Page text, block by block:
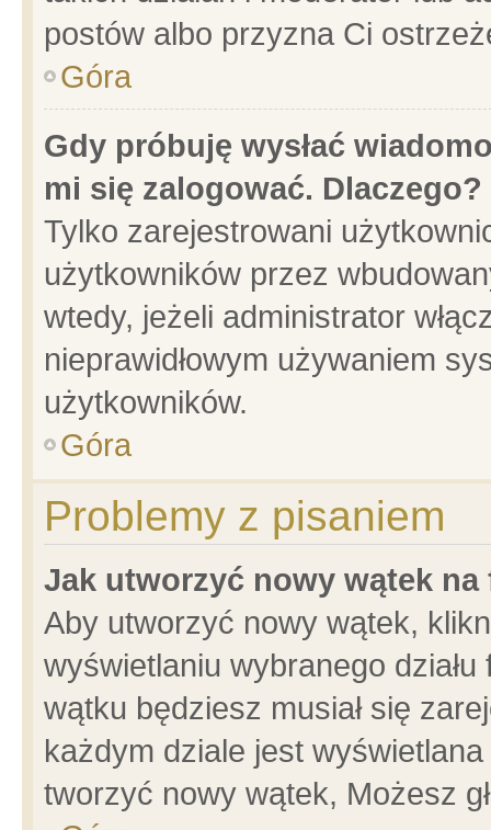
postów albo przyzna Ci
Góra
Gdy próbuję wysłać
mi się zalogować. Dlaczego?
Tylko zarejestrowani
użytkowników przez
wtedy, jeżeli administrator
nieprawidłowym używaniem
użytkowników.
Góra
Problemy z pisaniem
Jak utworzyć nowy wątek na
Aby utworzyć nowy wątek,
wyświetlaniu wybranego
wątku będziesz musiał się
każdym dziale jest
tworzyć nowy wątek, Możesz